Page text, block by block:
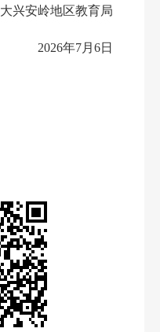
大兴安岭地区教育局
2026年7月 6日